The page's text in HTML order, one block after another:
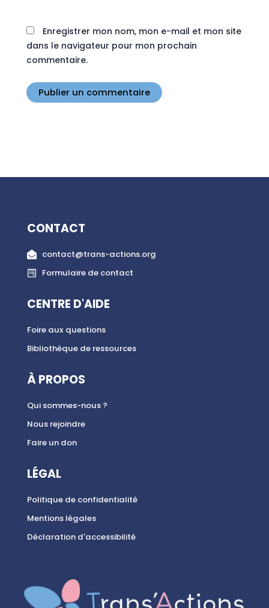
Enregistrer mon nom, mon e-mail et mon site
dans le navigateur pour mon prochain
commentaire.
CONTACT
contact@trans-actions.org
Formulaire de contact
CENTRE D'AIDE
Foire aux questions
Bibliothèque de ressources
À PROPOS
Qui sommes-nous ?
Nous rejoindre
Faire un don
LÉGAL
Politique de confidentialité
Mentions légales
Déclaration d'accessibilité